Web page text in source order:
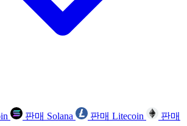
판매 Solana 판매 Litecoin
판매